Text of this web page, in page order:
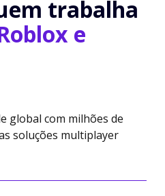
trabalha
e
global com milhões de
soluções multiplayer